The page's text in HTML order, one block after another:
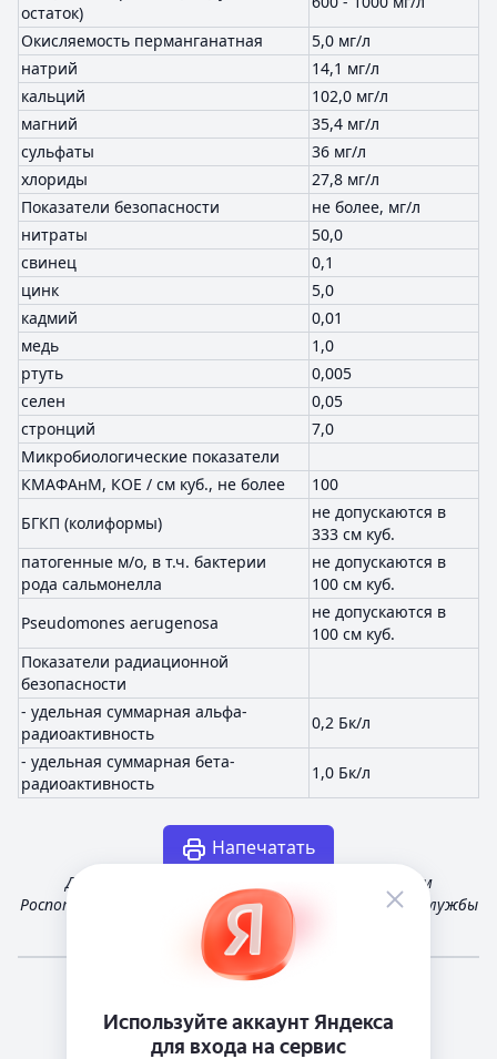
остаток)
Окисляемость перманганатная
5,0 мг/л
натрий
14,1 мг/л
кальций
102,0 мг/л
магний
35,4 мг/л
сульфаты
36 мг/л
хлориды
27,8 мг/л
Показатели безопасности
не более, мг/л
нитраты
50,0
свинец
0,1
цинк
5,0
кадмий
0,01
медь
1,0
ртуть
0,005
селен
0,05
стронций
7,0
Микробиологические показатели
КМАФАнМ, КОЕ / см куб., не более
100
БГКП (колиформы)
не допускаются в
333 см куб.
патогенные м/о, в т.ч. бактерии
рода сальмонелла
не допускаются в
100 см куб.
Pseudomones aerugenosa
не допускаются в
100 см куб.
Показатели радиационной
безопасности
- удельная суммарная альфа-
радиоактивность
0,2 Бк/л
- удельная суммарная бета-
радиоактивность
1,0 Бк/л
Напечатать
Документ получен с сервера поиска по Реестрам
Роспотребнадзора и санитарно-эпидемиологической службы
России
Телеграм канал о сервисе